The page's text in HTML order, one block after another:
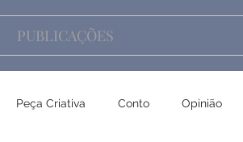
PUBLICAÇÕES
Peça Criativa Conto Opinião